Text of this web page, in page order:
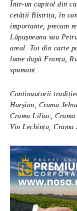
Într-un capitol din
cetății Bistrița, în
importante, precum
Lăpușneanu sau
areal. Tot din carte
lume după Franța,
spumant.
Continuatorii
Harșian, Crama
Crama Liliac, Crama
Vin Lechința, Crama